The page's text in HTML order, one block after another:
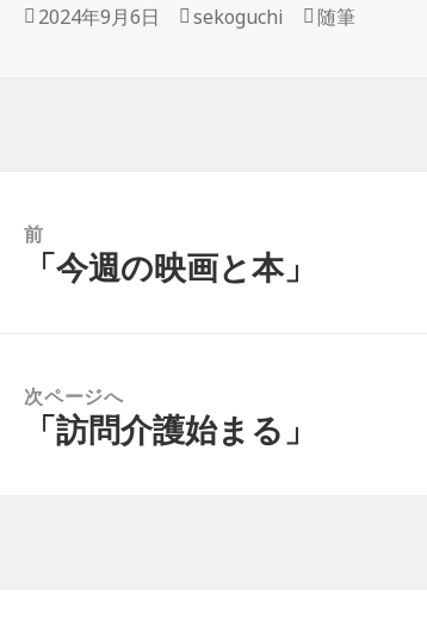
投
2024年9月6日
作
sekoguchi
カ
随筆
前
前「今週の映画と本」
次ページへ
次「訪問介護始まる」